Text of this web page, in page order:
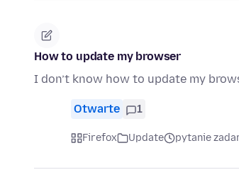
How to update my browser
I don’t know how to update my
Otwarte 1
Firefox Update pytanie